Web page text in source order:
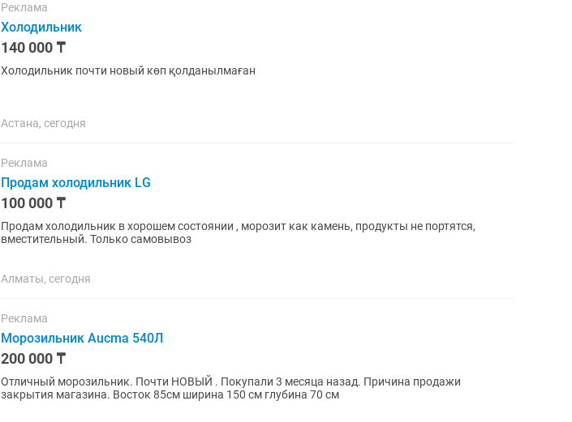
Реклама
Холодильник
140 000 ₸
Холодильник почти новый көп қолданылмаған
Астана, сегодня
Реклама
Продам холодильник LG
100 000 ₸
Продам холодильник в хорошем состоянии , морозит как камень, продукты не портятся,
вместительный. Только самовывоз
Алматы, сегодня
Реклама
Морозильник Aucma 540Л
200 000 ₸
Отличный морозильник. Почти НОВЫЙ . Покупали 3 месяца назад. Причина продажи
закрытия магазина. Восток 85см ширина 150 см глубина 70 см